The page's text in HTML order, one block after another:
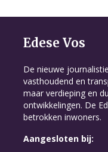
Edese Vos
De nieuwe
vasthoudend en
maar verdieping en
ontwikkelingen. De
betrokken inwoners.
Aangesloten bij: